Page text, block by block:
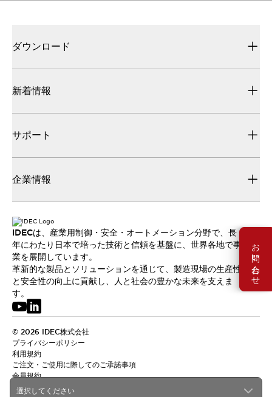
お問い合わせ
選択してください
ダウンロード
新着情報
サポート
企業情報
IDECは、産業用制御・安全・オートメーション分野で、長
年にわたり日本で培った技術と信頼を基盤に、世界各地で事
業を展開しています。
革新的な製品とソリューションを通じて、製造現場の生産性
と安全性の向上に貢献し、人と社会の豊かな未来を支えま
す。
© 2026 IDEC株式会社
プライバシーポリシー
利用規約
ご注文・ご使用に際してのご承諾事項
会員規約